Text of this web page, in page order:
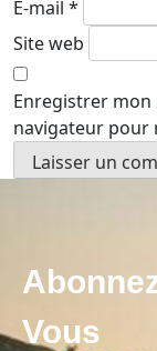
E-mail *
Site web
Enregistrer mon
navigateur pour
Vous